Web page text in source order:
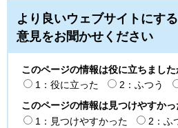
より良いウェブサイトにす
意見をお聞かせください
このページの情報は役に立ちました
1：役に立った
2：ふつう
このページの情報は見つけやすかっ
1：見つけやすかった
2：ふ